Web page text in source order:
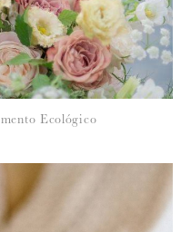
Ecológico